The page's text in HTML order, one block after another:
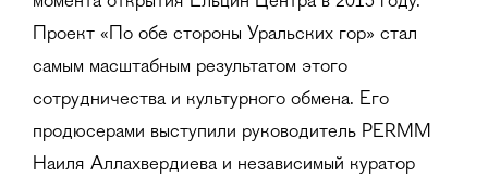
Проект «По обе стороны Уральских гор» стал
самым масштабным результатом этого
сотрудничества и культурного обмена. Его
продюсерами выступили руководитель PERMM
Наиля Аллахвердиева и независимый куратор